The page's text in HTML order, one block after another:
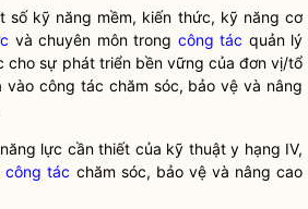
số kỹ năng mềm, kiến thức, kỹ năng cơ
và chuyên môn trong công tác quản lý
cho sự phát triển bền vững của đơn vị/tổ
vàocông tác chăm sóc, bảo vệ và nâng
lực cần thiết của kỹ thuật y hạng IV,
công tác chăm sóc, bảo vệ và nâng cao